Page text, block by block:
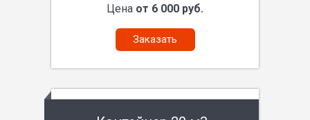
Цена от 6 000 руб.
Заказать